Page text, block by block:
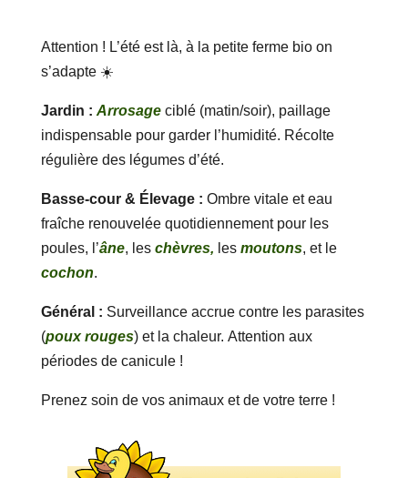
Attention ! L’été est là, à la petite ferme bio on
s’adapte ☀️
Jardin : Arrosageciblé (matin/soir), paillage
indispensable pour garder l’humidité. Récolte
régulière des légumes d’été.
Basse-cour & Élevage : Ombre vitale et eau
fraîche renouvelée quotidiennement pour les
poules, l’âne, les chèvres, les moutons, et le
cochon.
Général : Surveillance accrue contre les parasites
(poux rouges) et la chaleur. Attention aux
périodes de canicule !
Prenez soin de vos animaux et de votre terre !